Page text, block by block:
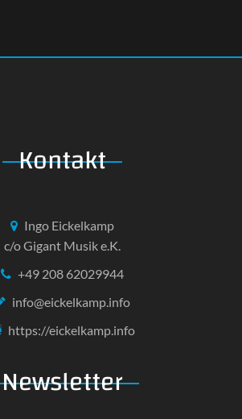
Kontakt
Ingo Eickelkamp
c/o Gigant Musik e.K.
+49 208 62029944
info@eickelkamp.info
https://eickelkamp.info
Newsletter